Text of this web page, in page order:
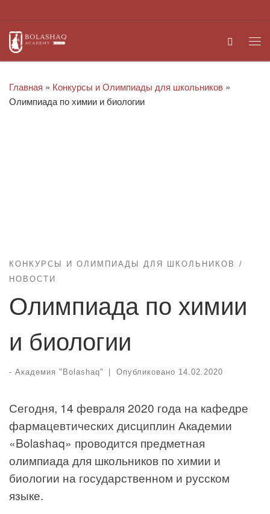
Search
Главная » Конкурсы и Олимпиады для школьников »
Олимпиада по химии и биологии
КОНКУРСЫ И ОЛИМПИАДЫ ДЛЯ ШКОЛЬНИКОВ
НОВОСТИ
Олимпиада по химии
и биологии
- Академия "Bolashaq" Опубликовано 14.02.2020
Сегодня, 14 февраля 2020 года на кафедре
фармацевтических дисциплин Академии
«Bolashaq» проводится предметная
олимпиада для школьников по химии и
биологии на государственном и русском
языке.